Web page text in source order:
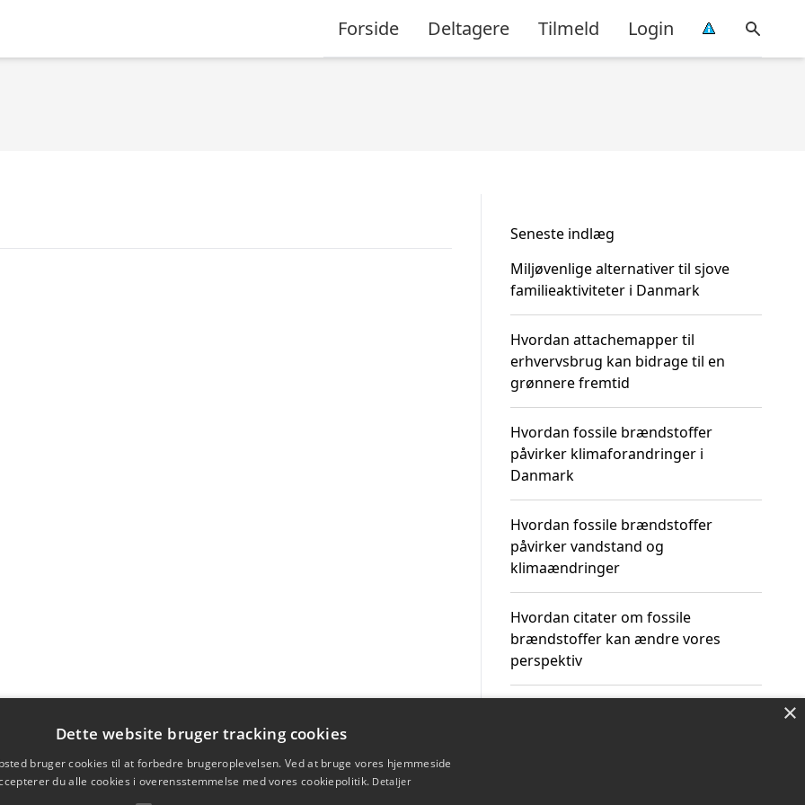
Forside Deltagere Tilmeld Login
Seneste indlæg
Miljøvenlige alternativer til sjove
familieaktiviteter i Danmark
Hvordan attachemapper til
erhvervsbrug kan bidrage til en
grønnere fremtid
Hvordan fossile brændstoffer
påvirker klimaforandringer i
Danmark
Hvordan fossile brændstoffer
påvirker vandstand og
klimaændringer
Hvordan citater om fossile
brændstoffer kan ændre vores
perspektiv
×
Dette website bruger tracking cookies
bruger cookies til at forbedre brugeroplevelsen. Ved at bruge vores hjemmeside
du alle cookies i overensstemmelse med vores cookiepolitik. Detaljer